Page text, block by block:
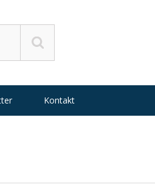
Kontakt